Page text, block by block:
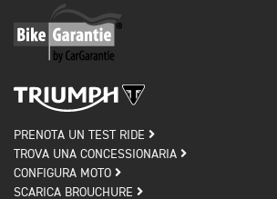
PRENOTA UN TEST RIDE
TROVA UNA CONCESSIONARIA
CONFIGURA MOTO
SCARICA BROUCHURE